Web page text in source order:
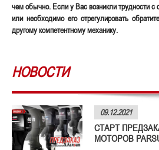
чем обычно. Если у Вас возникли трудности с
или необходимо его отрегулировать
другому компетентному механику.
НОВОСТИ
09.12.2021
СТАРТ
МОТОРОВ